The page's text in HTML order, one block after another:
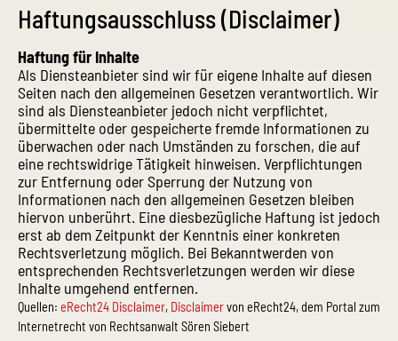
Haftungsausschluss (Disclaimer)
Haftung für Inhalte
Als Diensteanbieter sind wir für eigene Inhalte auf diesen
Seiten nach den allgemeinen Gesetzen verantwortlich. Wir
sind als Diensteanbieter jedoch nicht verpflichtet,
übermittelte oder gespeicherte fremde Informationen zu
überwachen oder nach Umständen zu forschen, die auf
eine rechtswidrige Tätigkeit hinweisen. Verpflichtungen
zur Entfernung oder Sperrung der Nutzung von
Informationen nach den allgemeinen Gesetzen bleiben
hiervon unberührt. Eine diesbezügliche Haftung ist jedoch
erst ab dem Zeitpunkt der Kenntnis einer konkreten
Rechtsverletzung möglich. Bei Bekanntwerden von
entsprechenden Rechtsverletzungen werden wir diese
Inhalte umgehend entfernen.
Quellen: eRecht24 Disclaimer, Disclaimervon eRecht24, dem Portal zum
Internetrecht von Rechtsanwalt Sören Siebert